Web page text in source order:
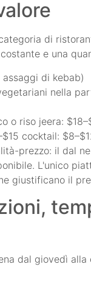
di
e una
di kebab)
nella
o riso jeera:
cocktail:
prezzo: il dal
L'unico
giustificano il
dal giovedì